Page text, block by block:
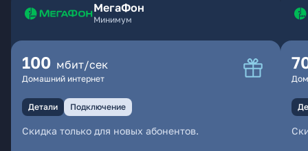
МегаФон
Минимум
100 мбит/сек
Домашний интернет
Детали Подключение
Скидка только для новых абонентов.